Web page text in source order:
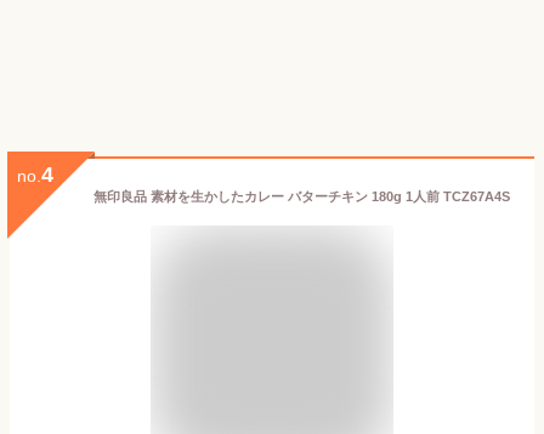
no. 4
無印良品 素材を生かしたカレー バターチキン 180g 1人前 TCZ67A4S